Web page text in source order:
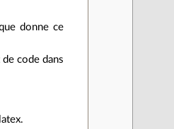
donne ce
code dans